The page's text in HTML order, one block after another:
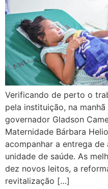
Verificando de perto o
pela instituição, na
governador Gladson
Maternidade Bárbara
acompanhar a entrega
unidade de saúde. As
dez novos leitos, a
revitalização […]